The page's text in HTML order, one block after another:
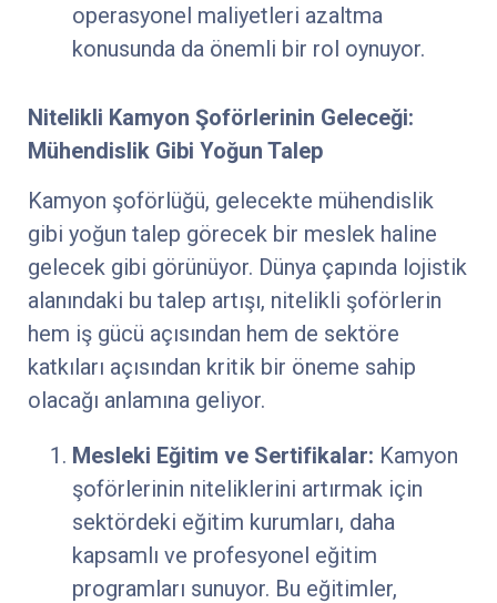
operasyonel maliyetleri azaltma
konusunda da önemli bir rol oynuyor.
Nitelikli Kamyon Şoförlerinin Geleceği:
Mühendislik Gibi Yoğun Talep
Kamyon şoförlüğü, gelecekte mühendislik
gibi yoğun talep görecek bir meslek haline
gelecek gibi görünüyor. Dünya çapında lojistik
alanındaki bu talep artışı, nitelikli şoförlerin
hem iş gücü açısından hem de sektöre
katkıları açısından kritik bir öneme sahip
olacağı anlamına geliyor.
Mesleki Eğitim ve Sertifikalar: Kamyon
şoförlerinin niteliklerini artırmak için
sektördeki eğitim kurumları, daha
kapsamlı ve profesyonel eğitim
programları sunuyor. Bu eğitimler,